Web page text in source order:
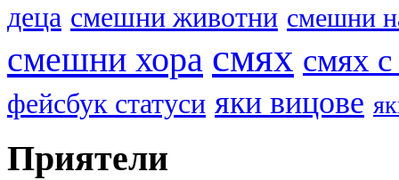
деца смешни животни смешни
смешни хора смях смях
фейсбук статуси яки вицове
Приятели